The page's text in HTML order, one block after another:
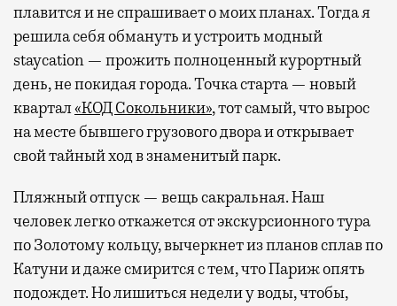
плавится и не спрашивает о моих планах. Тогда я
решила себя обмануть и устроить модный
staycation — прожить полноценный курортный
день, не покидая города. Точка старта — новый
квартал«КОД Сокольники», тот самый, что вырос
на месте бывшего грузового двора и открывает
свой тайный ход в знаменитый парк.
Пляжный отпуск — вещь сакральная. Наш
человек легко откажется от экскурсионного тура
по Золотому кольцу, вычеркнет из планов сплав по
Катуни и даже смирится с тем, что Париж опять
подождет. Но лишиться недели у воды, чтобы,